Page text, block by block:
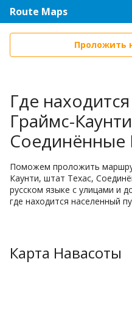
Route Maps
Проложить
Где
Граймс-
Поможем проложить
Каунти, штат Техас,
русском языке с улицами и
где находится населенный
Карта Навасоты